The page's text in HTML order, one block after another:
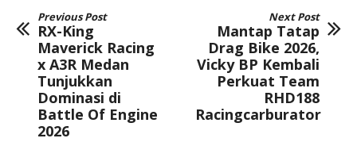
Previous Post
RX-King
Maverick Racing
x A3R Medan
Tunjukkan
Dominasi di
Battle Of Engine
2026
Next Post
Mantap Tatap
Drag Bike 2026,
Vicky BP Kembali
Perkuat Team
RHD188
Racingcarburator